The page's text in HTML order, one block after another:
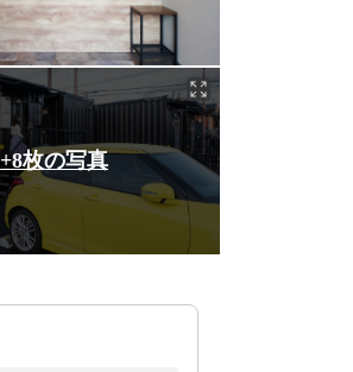
+8枚の写真